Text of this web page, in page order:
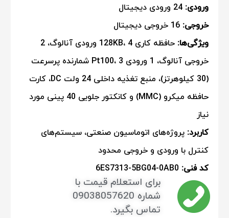
ورودی:
خروجی:
ویژگی‌ها:
حافظه کاری 128KB، 4 ورودی آنالوگ، 2
خروجی آنالوگ، 1 ورودی Pt100، 3 شمارنده پرسرعت
(30 کیلوهرتز)، منبع تغذیه داخلی 24 ولت DC، کارت
حافظه میکرو (MMC) و کانکتور جلویی 40 پینی مورد
نیاز
کاربرد: پروژه‌های اتوماسیون صنعتی، سیستم‌های
کنترل با ورودی و خروجی محدود
کد فنی:
برای استعلام قیمت با
شماره 09038057620
تماس بگیرد.